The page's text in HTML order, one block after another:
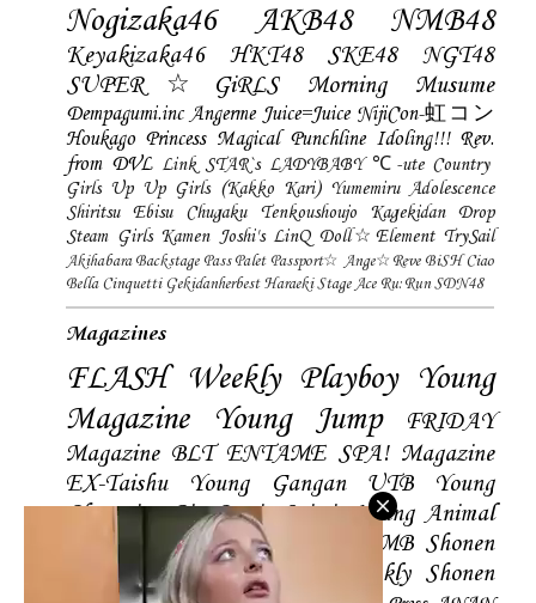
Nogizaka46 AKB48 NMB48
Keyakizaka46 HKT48 SKE48
NGT48
SUPER☆GiRLS
Morning Musume
Dempagumi.inc Angerme Juice=Juice NijiCon-虹コン
Houkago Princess Magical Punchline Idoling!!! Rev.
from DVL Link STAR`s LADYBABY ℃-ute Country
Girls Up Up Girls (Kakko Kari) Yumemiru Adolescence
Shiritsu Ebisu Chugaku
Tenkoushoujo Kagekidan
Drop
Steam Girls Kamen Joshi's LinQ Doll☆Element TrySail
Akihabara Backstage Pass Palet Passport☆ Ange☆Reve BiSH Ciao
Bella Cinquetti Gekidanherbest Haraeki Stage Ace Ru:Run SDN48
Magazines
FLASH Weekly Playboy Young
Magazine
Young Jump
FRIDAY
Magazine BLT ENTAME SPA! Magazine
EX-Taishu
Young Gangan UTB
Young
Champion Big Comic Spirtis Young Animal
Shonen Magazine BUBKA BOMB Shonen
Champion Manga Action
Weekly Shonen